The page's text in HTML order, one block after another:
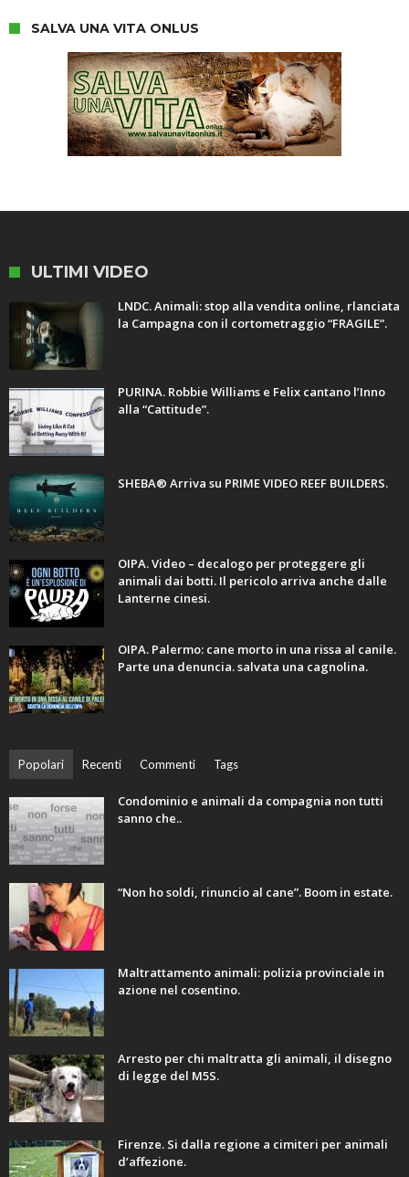
SALVA UNA VITA ONLUS
ULTIMI VIDEO
LNDC. Animali: stop alla vendita online, rlanciata
la Campagna con il cortometraggio “FRAGILE”.
PURINA. Robbie Williams e Felix cantano l’Inno
alla “Cattitude”.
SHEBA® Arriva su PRIME VIDEO REEF BUILDERS.
OIPA. Video – decalogo per proteggere gli
animali dai botti. Il pericolo arriva anche dalle
Lanterne cinesi.
OIPA. Palermo: cane morto in una rissa al canile.
Parte una denuncia. salvata una cagnolina.
Popolari Recenti Commenti Tags
Condominio e animali da compagnia non tutti
sanno che..
“Non ho soldi, rinuncio al cane”. Boom in estate.
Maltrattamento animali: polizia provinciale in
azione nel cosentino.
Arresto per chi maltratta gli animali, il disegno
di legge del M5S.
Firenze. Si dalla regione a cimiteri per animali
d’affezione.